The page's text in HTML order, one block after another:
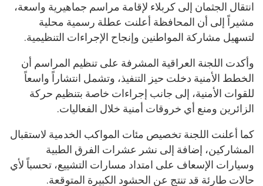
انتقال الجثمان إلى كربلاء لإقامة مراسم جماهيرية واسعة،
مشيراً إلى أن المحافظة أعلنت عطلة رسمية محلية
لتسهيل مشاركة المواطنين وإنجاح الإجراءات التنظيمية.
وأكدت اللجنة العراقية المشرفة على تنظيم المراسم أن
الخطط الأمنية دخلت حيز التنفيذ، وتشمل انتشاراً واسعاً
للقوات الأمنية، إلى جانب إجراءات خاصة بتنظيم حركة
الزائرين ومنع أي خروقات أمنية خلال الفعاليات.
كما أعلنت اللجنة تخصيص مئات المواكب الخدمية لاستقبال
المشاركين، إضافة إلى نشر عشرات الفرق الطبية
وسيارات الإسعاف على امتداد مسارات التشييع، تحسباً لأي
حالات طارئة قد تنتج عن الحشود الكبيرة المتوقعة.